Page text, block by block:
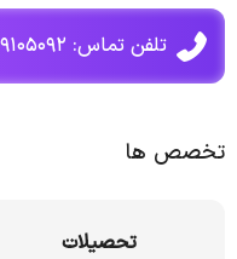
تلفن تماس: ۰۹۱۰۹۱۰۵۰۹۲ - ۰۹۱۰۹۱۰۵۰۹۳
تخصص ها
تحصیلات